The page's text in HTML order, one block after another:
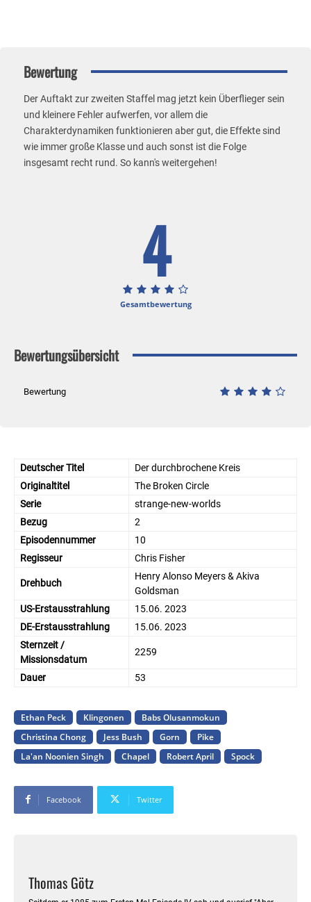
Bewertung
Der Auftakt zur zweiten Staffel mag jetzt kein Überflieger sein
und kleinere Fehler aufwerfen, vor allem die
Charakterdynamiken funktionieren aber gut, die Effekte sind
wie immer große Klasse und auch sonst ist die Folge
insgesamt recht rund. So kann's weitergehen!
4
Gesamtbewertung
Bewertungsübersicht
Bewertung
Deutscher Titel
Der durchbrochene Kreis
Originaltitel
The Broken Circle
Serie
strange-new-worlds
Bezug
2
Episodennummer
10
Regisseur
Chris Fisher
Drehbuch
Henry Alonso Meyers & Akiva
Goldsman
US-Erstausstrahlung
15.06. 2023
DE-Erstausstrahlung
15.06. 2023
Sternzeit /
Missionsdatum
2259
Dauer 53
Ethan Peck Klingonen
Babs Olusanmokun
Christina Chong
Jess Bush Gorn
Pike
La'an Noonien Singh
Chapel Robert April Spock
Facebook Twitter
Thomas Götz